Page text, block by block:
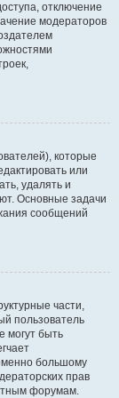
отключение
модераторов
которые
или
удалять и
Основные задачи
сообщений
части,
пользователь
могут быть
большому
прав
форумам.